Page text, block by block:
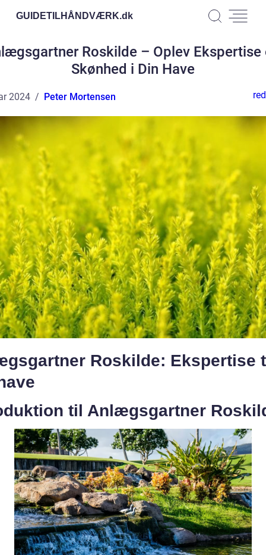
GUIDETILHÅNDVÆRK.dk
Roskilde – Oplev Ekspertise
Skønhed i Din Have
2024 Peter Mortensen
Roskilde: Ekspertise
til Anlægsgartner